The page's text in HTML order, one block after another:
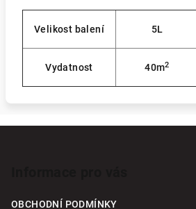
Velikost balení 5L
Vydatnost 40m2
OBCHODNÍ PODMÍNKY